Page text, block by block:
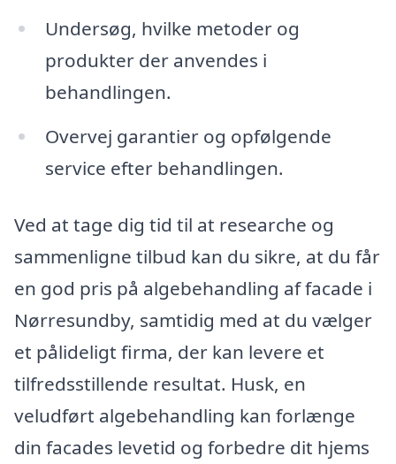
Undersøg, hvilke metoder og
produkter der anvendes i
behandlingen.
Overvej garantier og opfølgende
service efter behandlingen.
Ved at tage dig tid til at researche og
sammenligne tilbud kan du sikre, at du får
en god pris på algebehandling af facade i
Nørresundby, samtidig med at du vælger
et pålideligt firma, der kan levere et
tilfredsstillende resultat. Husk, en
veludført algebehandling kan forlænge
din facades levetid og forbedre dit hjems